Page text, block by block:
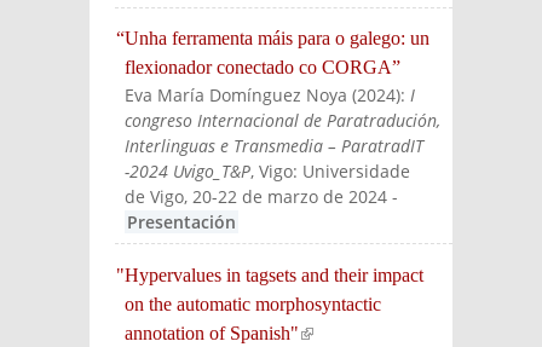
“Unha ferramenta máis para o galego: un
flexionador conectado co CORGA”
Eva María Domínguez Noya (2024):I
congreso Internacional de Paratradución,
Interlinguas e Transmedia – ParatradIT
-2024 Uvigo_T&P, Vigo: Universidade
de Vigo, 20-22 de marzo de 2024 -
Presentación
"Hypervalues in tagsets and their impact
on the automatic morphosyntactic
annotation of Spanish"(link is external)